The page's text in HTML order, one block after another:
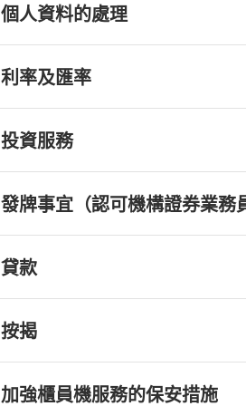
個人資料的處理
利率及匯率
投資服務
發牌事宜（認可機構證券業務
貸款
按揭
加強櫃員機服務的保安措施